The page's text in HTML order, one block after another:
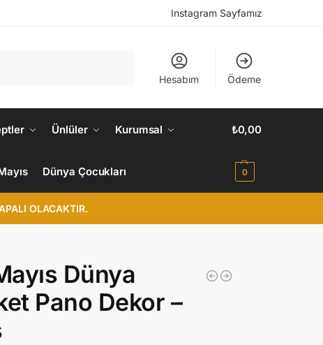
Instagram Sayfamız
Hesabım Ödeme
Ünlüler Kurumsal
Dünya Çocukları
₺0,00
0
OLACAKTIR.
Dünya
Pano Dekor –